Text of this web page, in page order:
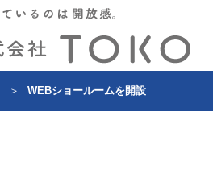
＞ WEBショールームを開設